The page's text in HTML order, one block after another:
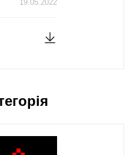
19.05.2022